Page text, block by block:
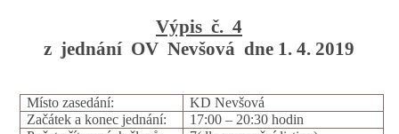
OBECNÍ BUDOVY
Výpis č. 4
z jednání OV Nevšová dne 1. 4. 2019
Místo zasedání:
KD Nevšová
Začátek a konec jednání:
17:00 – 20:30 hodin